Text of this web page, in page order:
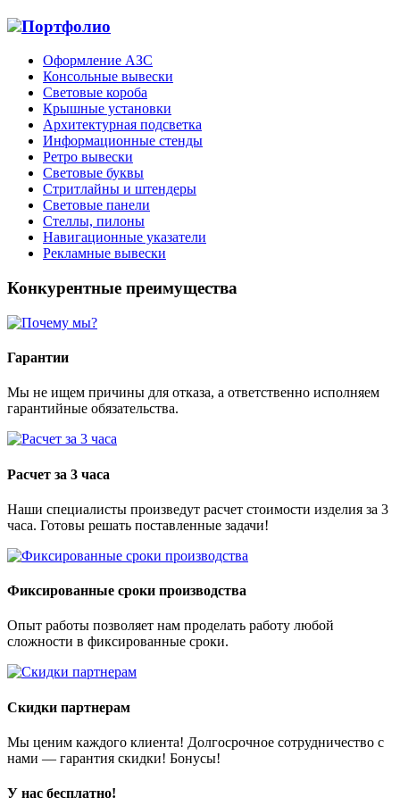
Портфолио
Оформление АЗС
Консольные вывески
Световые короба
Крышные установки
Архитектурная подсветка
Информационные стенды
Ретро вывески
Световые буквы
Стритлайны и штендеры
Световые панели
Стеллы, пилоны
Навигационные указатели
Рекламные вывески
Конкурентные преимущества
Гарантии
Мы не ищем причины для отказа, а ответственно исполняем
гарантийные обязательства.
Расчет за 3 часа
Наши специалисты произведут расчет стоимости изделия за 3
часа. Готовы решать поставленные задачи!
Фиксированные сроки производства
Опыт работы позволяет нам проделать работу любой
сложности в фиксированные сроки.
Скидки партнерам
Мы ценим каждого клиента! Долгосрочное сотрудничество с
нами — гарантия скидки! Бонусы!
У нас бесплатно!